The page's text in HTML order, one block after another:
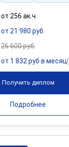
от 256 ак.ч
от 21 980 руб.
26 600 руб.
от 1 832 руб в месяц
Получить диплом
Подробнее